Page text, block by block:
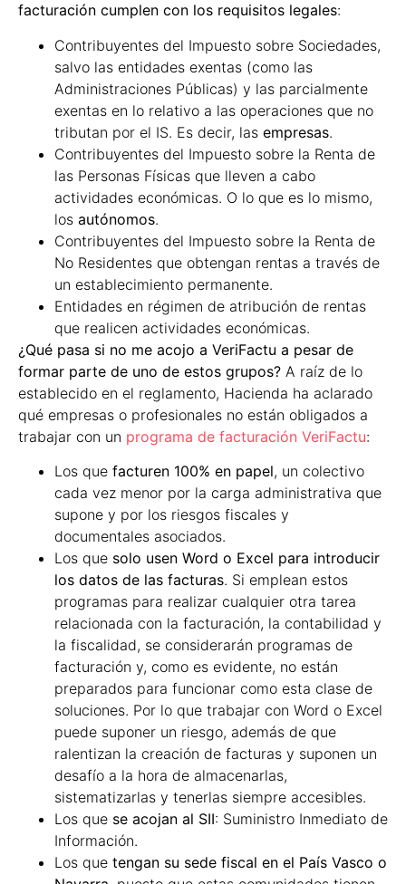
facturación cumplen con los requisitos legales:
Contribuyentes del Impuesto sobre Sociedades,
salvo las entidades exentas (como las
Administraciones Públicas) y las parcialmente
exentas en lo relativo a las operaciones que no
tributan por el IS. Es decir, las empresas.
Contribuyentes del Impuesto sobre la Renta de
las Personas Físicas que lleven a cabo
actividades económicas. O lo que es lo mismo,
los autónomos.
Contribuyentes del Impuesto sobre la Renta de
No Residentes que obtengan rentas a través de
un establecimiento permanente.
Entidades en régimen de atribución de rentas
que realicen actividades económicas.
¿Qué pasa si no me acojo a VeriFactu a pesar de
formar parte de uno de estos grupos? A raíz de lo
establecido en el reglamento, Hacienda ha aclarado
qué empresas o profesionales no están obligados a
trabajar con un programa de facturación VeriFactu:
Los que facturen 100% en papel, un colectivo
cada vez menor por la carga administrativa que
supone y por los riesgos fiscales y
documentales asociados.
Los que solo usen Word o Excel para introducir
los datos de las facturas. Si emplean estos
programas para realizar cualquier otra tarea
relacionada con la facturación, la contabilidad y
la fiscalidad, se considerarán programas de
facturación y, como es evidente, no están
preparados para funcionar como esta clase de
soluciones. Por lo que trabajar con Word o Excel
puede suponer un riesgo, además de que
ralentizan la creación de facturas y suponen un
desafío a la hora de almacenarlas,
sistematizarlas y tenerlas siempre accesibles.
Los que se acojan al SII: Suministro Inmediato de
Información.
Los que tengan su sede fiscal en el País Vasco o